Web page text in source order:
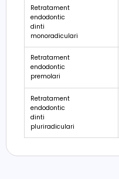
Retratament
endodontic
dinti
monoradiculari
Retratament
endodontic
premolari
Retratament
endodontic
dinti
pluriradiculari